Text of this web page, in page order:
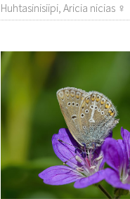
Huhtasinisiipi, Aricia nicias ♀